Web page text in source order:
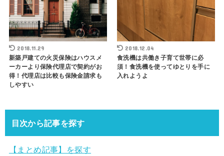
2018.11.29
新築戸建ての火災保険はハウスメ
ーカーより保険代理店で契約がお
得！代理店は比較も保険金請求も
しやすい
2018.12.04
食洗機は共働き子育て世帯に必
須！食洗機を使ってゆとりを手に
入れようよ
目次から記事を探す
【まとめ記事】を探す